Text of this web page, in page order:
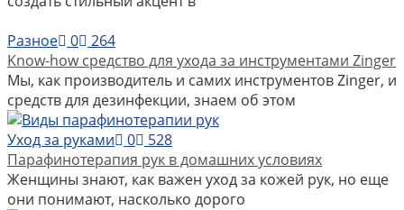
Разное
0
264
Know-how средство для ухода за инструментами Zinger
Мы, как производитель и самих инструментов Zinger, и
средств для дезинфекции, знаем об этом
Уход за руками
0
528
Парафинотерапия рук в домашних условиях
Женщины знают, как важен уход за кожей рук, но еще
они понимают, насколько дорого